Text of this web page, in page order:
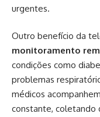
urgentes.
Outro benefício da
monitoramento
condições como
problemas
médicos
constante, coletando